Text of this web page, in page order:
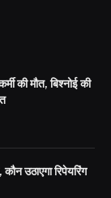
की मौत, बिश्नोई की
उठाएगा रिपेयरिंग